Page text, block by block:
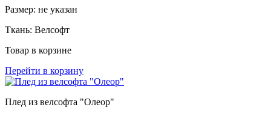
Размер: не указан
Ткань: Велсофт
Товар в корзине
Перейти в корзину
Плед из велсофта "Олеор"